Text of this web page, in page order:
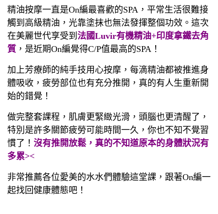
精油按摩一直是On編最喜歡的SPA，平常生活很難接
觸到高級精油，光靠塗抹也無法發揮整個功效。這次
在美麗世代享受到 法國Luvir有機精油+印度拿鐵去角
質 ，是近期On編覺得C/P值最高的SPA！
加上芳療師的純手技用心按摩，每滴精油都被推進身
體吸收，疲勞部位也有充分推開，真的有人生重新開
始的錯覺！
做完整套課程，肌膚更緊緻光滑，頭腦也更清醒了，
特別是許多關節疲勞可能時間一久，你也不知不覺習
慣了！ 沒有推開放鬆，真的不知道原本的身體狀況有
多累><
非常推薦各位愛美的水水們體驗這堂課，跟著On編一
起找回健康體態吧！